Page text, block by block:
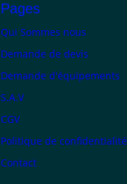
Pages
Qui Sommes nous
Demande de devis
Demande d'équipements
S.A.V
CGV
Politique de confidentialité
Contact